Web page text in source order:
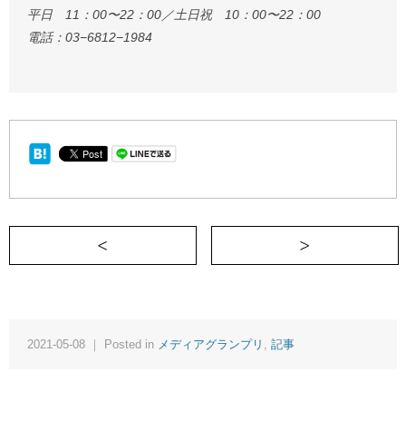
平日 11：00〜22：00／土日祝 10：00〜22：00
電話：03−6812−1984
＜ 育児とは内容のわからないプロジェク
2021-05-08 ｜ Posted in メディアグランプリ 記事